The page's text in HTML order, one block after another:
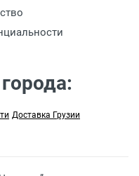
Доставка Грузии